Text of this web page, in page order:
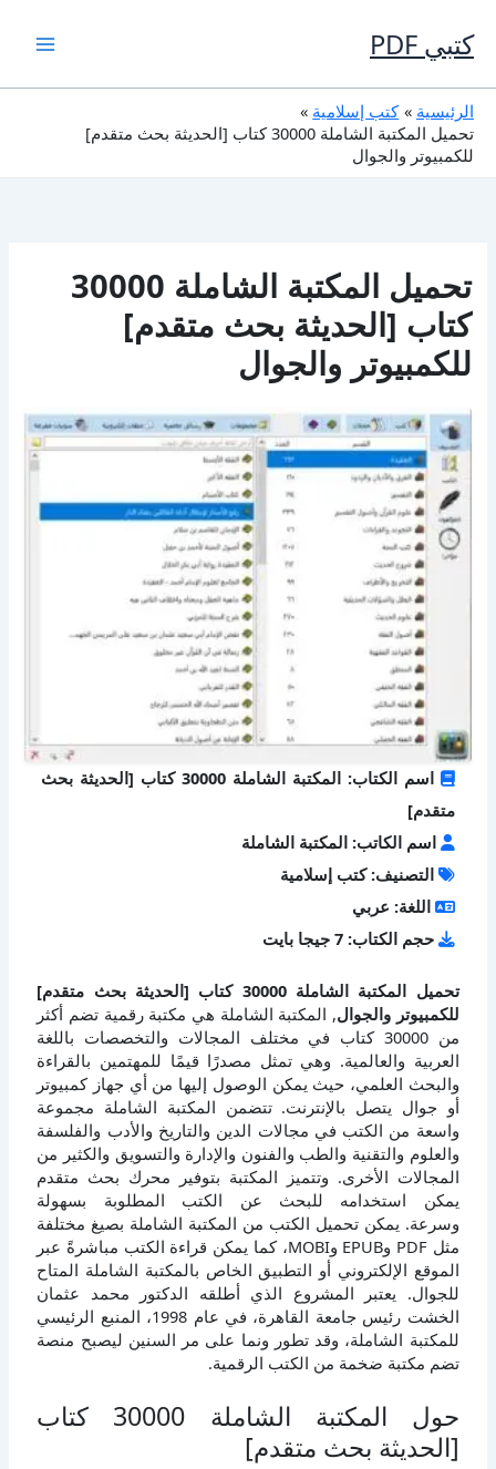
إلى
المحتوى
كتبي PDF
الرئيسية
كتب إسلامية
تحميل المكتبة الشاملة 30000 كتاب [الحديثة بحث متقدم]
للكمبيوتر والجوال
تحميل المكتبة الشاملة 30000
كتاب [الحديثة بحث متقدم]
للكمبيوتر والجوال
اسم الكتاب: المكتبة الشاملة 30000 كتاب [الحديثة بحث
متقدم]
اسم الكاتب: المكتبة الشاملة
التصنيف: كتب إسلامية
اللغة: عربي
حجم الكتاب: 7 جيجا بايت
تحميل المكتبة الشاملة 30000 كتاب [الحديثة بحث متقدم]
للكمبيوتر والجوال, المكتبة الشاملة هي مكتبة رقمية تضم أكثر
من 30000 كتاب في مختلف المجالات والتخصصات باللغة
العربية والعالمية. وهي تمثل مصدرًا قيمًا للمهتمين بالقراءة
والبحث العلمي، حيث يمكن الوصول إليها من أي جهاز كمبيوتر
أو جوال يتصل بالإنترنت. تتضمن المكتبة الشاملة مجموعة
واسعة من الكتب في مجالات الدين والتاريخ والأدب والفلسفة
والعلوم والتقنية والطب والفنون والإدارة والتسويق والكثير من
المجالات الأخرى. وتتميز المكتبة بتوفير محرك بحث متقدم
يمكن استخدامه للبحث عن الكتب المطلوبة بسهولة
وسرعة. يمكن تحميل الكتب من المكتبة الشاملة بصيغ مختلفة
مثل PDF وEPUB وMOBI، كما يمكن قراءة الكتب مباشرةً عبر
الموقع الإلكتروني أو التطبيق الخاص بالمكتبة الشاملة المتاح
للجوال. يعتبر المشروع الذي أطلقه الدكتور محمد عثمان
الخشت رئيس جامعة القاهرة، في عام 1998، المنبع الرئيسي
للمكتبة الشاملة، وقد تطور ونما على مر السنين ليصبح منصة
تضم مكتبة ضخمة من الكتب الرقمية.
حول المكتبة الشاملة 30000 كتاب
[الحديثة بحث متقدم]